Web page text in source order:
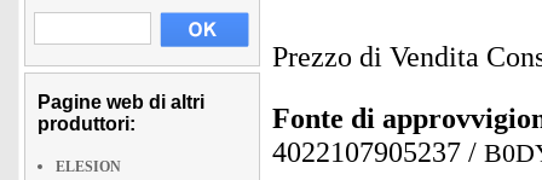
Pagine web di altri
produttori:
ELESION
Prezzo di Vendita
Fonte di
4022107905237 /